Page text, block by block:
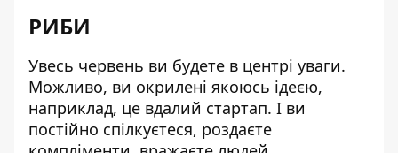
РИБИ
Увесь червень ви будете в центрі уваги.
Можливо, ви окрилені якоюсь ідеєю,
наприклад, це вдалий стартап. І ви
постійно спілкуєтеся, роздаєте